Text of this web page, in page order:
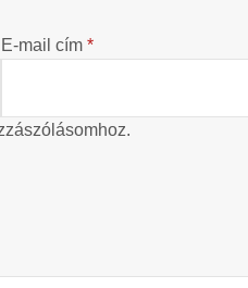
E-mail cím *